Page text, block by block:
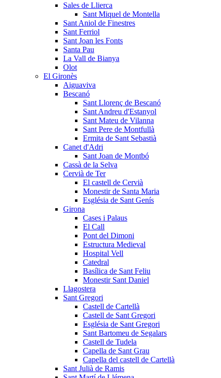
Sales de Llierca
Sant Miquel de Montella
Sant Aniol de Finestres
Sant Ferriol
Sant Joan les Fonts
Santa Pau
La Vall de Bianya
Olot
El Gironès
Aiguaviva
Bescanó
Sant Llorenç de Bescanó
Sant Andreu d'Estanyol
Sant Mateu de Vilanna
Sant Pere de Montfullà
Ermita de Sant Sebastià
Canet d'Adri
Sant Joan de Montbó
Cassà de la Selva
Cervià de Ter
El castell de Cervià
Monestir de Santa Maria
Església de Sant Genís
Girona
Cases i Palaus
El Call
Pont del Dimoni
Estructura Medieval
Hospital Vell
Catedral
Basílica de Sant Feliu
Monestir Sant Daniel
Llagostera
Sant Gregori
Castell de Cartellà
Castell de Sant Gregori
Església de Sant Gregori
Sant Bartomeu de Segalars
Castell de Tudela
Capella de Sant Grau
Capella del castell de Cartellà
Sant Julià de Ramis